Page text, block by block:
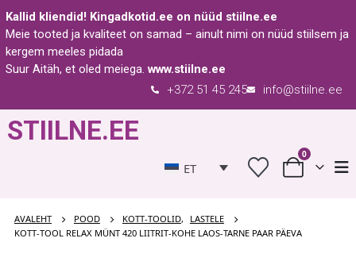
Kallid kliendid! Kingadkotid.ee on nüüd stiilne.ee
Meie tooted ja kvaliteet on samad – ainult nimi on nüüd stiilsem ja
kergem meeles pidada
Suur Aitäh, et oled meiega.www.stiilne.ee
info@stiilne.ee
+372 51 45 245
STIILNE.EE
ET
0
AVALEHT POOD KOTT-TOOLID,
LASTELE
KOTT-TOOL RELAX MÜNT 420 LIITRIT-KOHE LAOS-TARNE PAAR PÄEVA